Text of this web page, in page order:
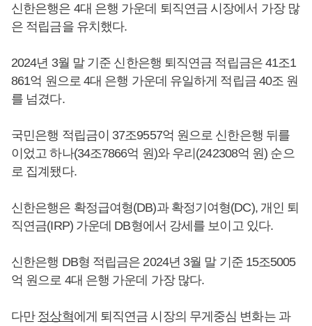
신한은행은 4대 은행 가운데 퇴직연금 시장에서 가장 많
은 적립금을 유치했다.
2024년 3월 말 기준 신한은행 퇴직연금 적립금은 41조1
861억 원으로 4대 은행 가운데 유일하게 적립금 40조 원
를 넘겼다.
국민은행 적립금이 37조9557억 원으로 신한은행 뒤를
이었고 하나(34조7866억 원)와 우리(242308억 원) 순으
로 집계됐다.
신한은행은 확정급여형(DB)과 확정기여형(DC), 개인 퇴
직연금(IRP) 가운데 DB형에서 강세를 보이고 있다.
신한은행 DB형 적립금은 2024년 3월 말 기준 15조5005
억 원으로 4대 은행 가운데 가장 많다.
다만 정상혁에게 퇴직연금 시장의 무게중심 변화는 과